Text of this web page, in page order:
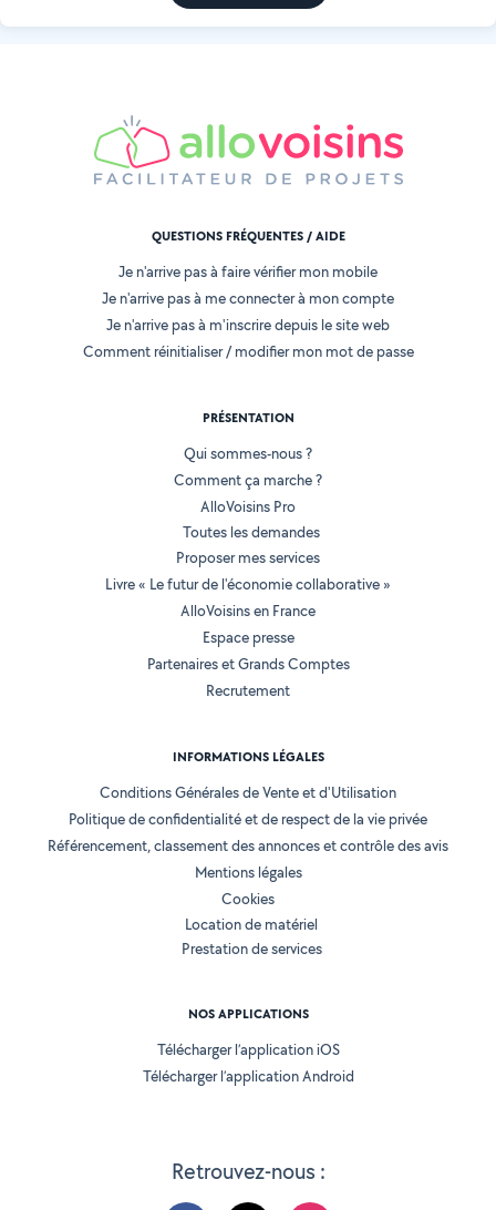
Retrouvez-nous :
QUESTIONS FRÉQUENTES / AIDE
Je n'arrive pas à faire vérifier mon mobile
Je n'arrive pas à me connecter à mon compte
Je n'arrive pas à m'inscrire depuis le site web
Comment réinitialiser / modifier mon mot de passe
PRÉSENTATION
Qui sommes-nous ?
Comment ça marche ?
AlloVoisins Pro
Toutes les demandes
Proposer mes services
Livre « Le futur de l'économie collaborative »
AlloVoisins en France
Espace presse
Partenaires et Grands Comptes
Recrutement
INFORMATIONS LÉGALES
Conditions Générales de Vente et d'Utilisation
Politique de confidentialité et de respect de la vie privée
Référencement, classement des annonces et contrôle des avis
Mentions légales
Cookies
Location de matériel
Prestation de services
NOS APPLICATIONS
Télécharger l’application iOS
Télécharger l’application Android